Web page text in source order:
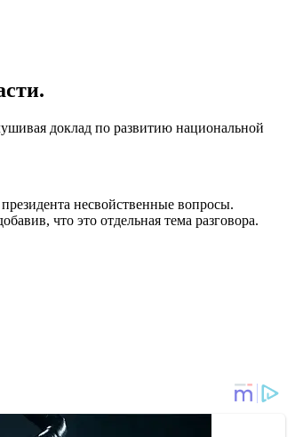
доклад по развитию национальной
несвойственные вопросы.
что это отдельная тема разговора.